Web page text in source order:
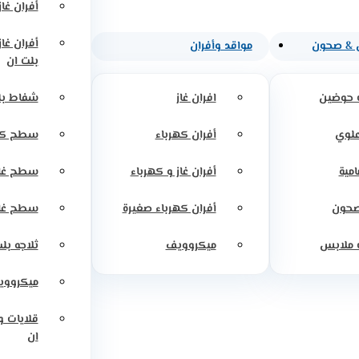
& صحون
حوضين
ملابس
مواقد وأفران
افران غاز
أفران كهرباء
أفران غاز و كهرباء
أفران كهرباء صغيرة
ميكروويف
أفران
أفران
بلت ان
شفاط
سطح
سطح
سطح
ثلاجه
ان